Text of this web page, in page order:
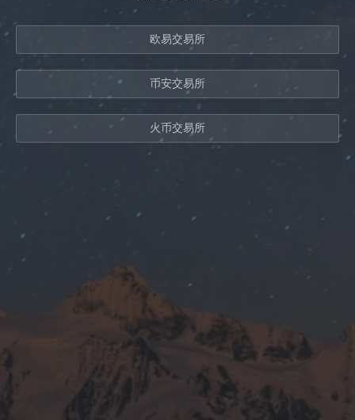
欧易交易所
币安交易所
火币交易所